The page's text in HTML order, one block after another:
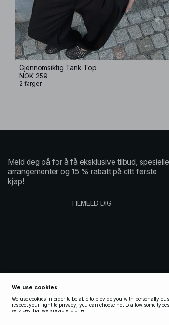
Gjennomsiktig Tank Top
NOK 259
2 farger
Meld deg på for å få eksklusive tilbud, spesielle
arrangementer og 15 % rabatt på ditt første
kjøp!
TILMELD DIG
Copyright 2025 Nakdcom One World AB